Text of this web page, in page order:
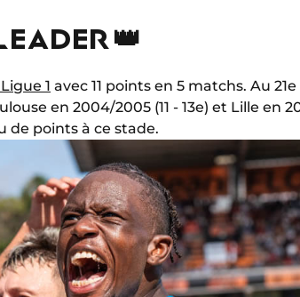
👑
1 avec 11 points en 5 matchs. Au
en 2004/2005 (11 - 13e) et Lille en
de points à ce stade.